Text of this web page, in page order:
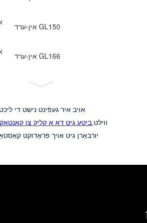
אין-ערד GL150
אין-ערד GL166
אויב איר געפֿינט נישט די
ווילט,ביטע גיט דא א קליק צו
יורבאָרן גיט אויך פּראָדוקט